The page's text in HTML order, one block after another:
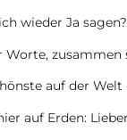
wieder Ja sagen?
Worte,
auf der
auf Erden: